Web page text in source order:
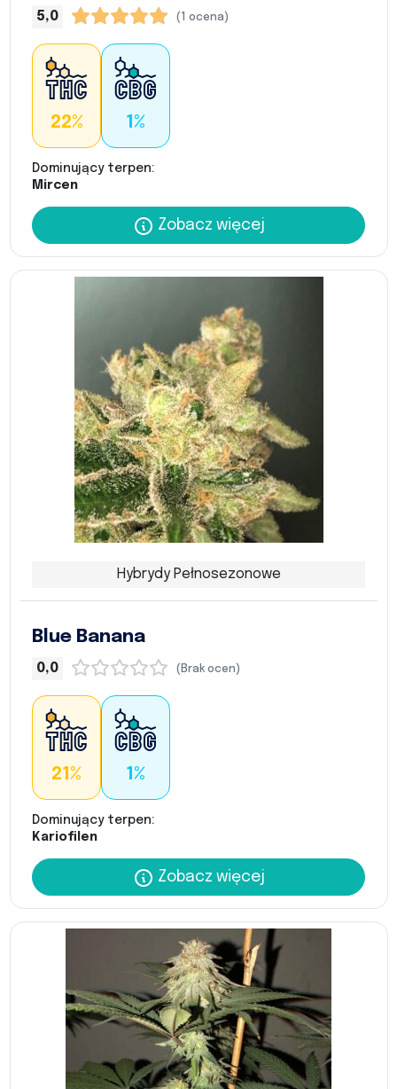
5,0 (1 ocena)
22% 1%
Dominujący terpen:
Mircen
Zobacz więcej
Hybrydy Pełnosezonowe
Blue Banana
0,0 (Brak ocen)
21% 1%
Dominujący terpen:
Kariofilen
Zobacz więcej